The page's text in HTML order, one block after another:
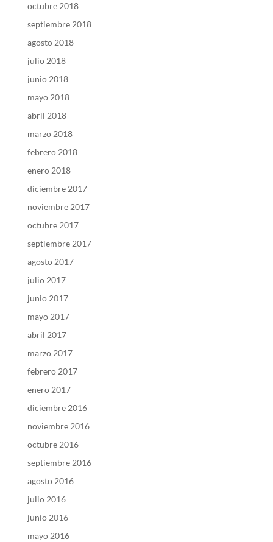
octubre 2018
septiembre 2018
agosto 2018
julio 2018
junio 2018
mayo 2018
abril 2018
marzo 2018
febrero 2018
enero 2018
diciembre 2017
noviembre 2017
octubre 2017
septiembre 2017
agosto 2017
julio 2017
junio 2017
mayo 2017
abril 2017
marzo 2017
febrero 2017
enero 2017
diciembre 2016
noviembre 2016
octubre 2016
septiembre 2016
agosto 2016
julio 2016
junio 2016
mayo 2016